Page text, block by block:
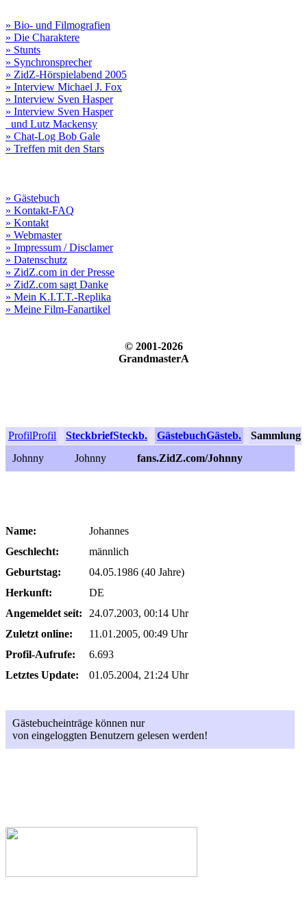
» Bio- und Filmografien
» Die Charaktere
» Stunts
» Synchronsprecher
» ZidZ-Hörspielabend 2005
» Interview Michael J. Fox
» Interview Sven Hasper
» Interview Sven Hasper
und Lutz Mackensy
» Chat-Log Bob Gale
» Treffen mit den Stars
» Gästebuch
» Kontakt-FAQ
» Kontakt
» Webmaster
» Impressum / Disclamer
» Datenschutz
» ZidZ.com in der Presse
» ZidZ.com sagt Danke
» Mein K.I.T.T.-Replika
» Meine Film-Fanartikel
© 2001-2026
GrandmasterA
ProfilProfil SteckbriefSteckb. GästebuchGästeb. Sammlung
Johnny
Johnny fans.ZidZ.com/Johnny
Name:
Johannes
Geschlecht:
männlich
Geburtstag:
04.05.1986 (40 Jahre)
Herkunft:
DE
Angemeldet seit:
24.07.2003, 00:14 Uhr
Zuletzt online:
11.01.2005, 00:49 Uhr
Profil-Aufrufe:
6.693
Letztes Update:
01.05.2004, 21:24 Uhr
Gästebucheinträge können nur
von eingeloggten Benutzern gelesen werden!